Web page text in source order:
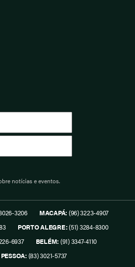
notícias e eventos.
3206 MACAPÁ: (96) 3223-4907
PORTO ALEGRE:(51) 3284-8300
6937 BELÉM: (91) 3347-4110
(83) 3021-5737